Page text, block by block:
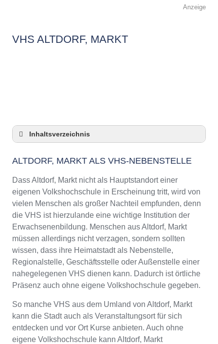
Anzeige
VHS ALTDORF, MARKT
Inhaltsverzeichnis
Checkliste: So zeigt die VHS in Altdorf, Markt
3 Tipps für Interessierte aus Altdorf, Markt an
VHS-Kursen
VHS Altdorf, Markt Kurse und Umgebung
VHS Altdorf, Markt – Öffnungszeiten und
Telefonnummer
Online-Kurse – Alternative Angebote zu einem
Kurs an der VHS
Top-Kurse an der Abendschule Altdorf, Markt
Weiterbildung in Altdorf, Markt
ALTDORF, MARKT ALS VHS-NEBENSTELLE
Dass Altdorf, Markt nicht als Hauptstandort einer
eigenen Volkshochschule in Erscheinung tritt, wird von
vielen Menschen als großer Nachteil empfunden, denn
die VHS ist hierzulande eine wichtige Institution der
Erwachsenenbildung. Menschen aus Altdorf, Markt
müssen allerdings nicht verzagen, sondern sollten
wissen, dass ihre Heimatstadt als Nebenstelle,
Regionalstelle, Geschäftsstelle oder Außenstelle einer
nahegelegenen VHS dienen kann. Dadurch ist örtliche
Präsenz auch ohne eigene Volkshochschule gegeben.
So manche VHS aus dem Umland von Altdorf, Markt
kann die Stadt auch als Veranstaltungsort für sich
entdecken und vor Ort Kurse anbieten. Auch ohne
eigene Volkshochschule kann Altdorf, Markt